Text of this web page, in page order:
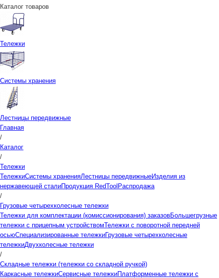
Каталог товаров
Тележки
Системы хранения
Лестницы передвижные
Главная
/
Каталог
/
Тележки
ТележкиСистемы храненияЛестницы передвижныеИзделия из
нержавеющей сталиПродукция RedTool Распродажа
/
Грузовые четырехколесные тележки
Тележки для комплектации (комиссионирования) заказовБольшегрузные
тележки с прицепным устройствомТележки с поворотной передней
осьюСпециализированные тележкиГрузовые четырехколесные
тележкиДвухколесные тележки
/
Складные тележки (тележки со складной ручкой)
Каркасные тележкиСервисные тележкиПлатформенные тележки с